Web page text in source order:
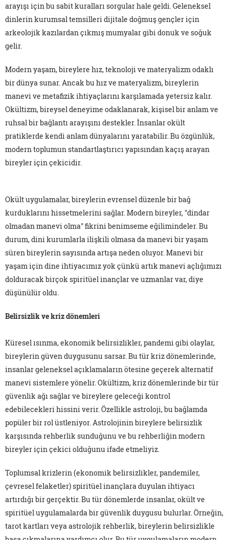
arayışı için bu sabit kuralları sorgular hale geldi. Geleneksel
dinlerin kurumsal temsilleri dijitale doğmuş gençler için
arkeolojik kazılardan çıkmış mumyalar gibi donuk ve soğuk
gelir.
Modern yaşam, bireylere hız, teknoloji ve materyalizm odaklı
bir dünya sunar. Ancak bu hız ve materyalizm, bireylerin
manevi ve metafizik ihtiyaçlarını karşılamada yetersiz kalır.
Okültizm, bireysel deneyime odaklanarak, kişisel bir anlam ve
ruhsal bir bağlantı arayışını destekler. İnsanlar okült
pratiklerde kendi anlam dünyalarını yaratabilir. Bu özgünlük,
modern toplumun standartlaştırıcı yapısından kaçış arayan
bireyler için çekicidir.
Okült uygulamalar, bireylerin evrensel düzenle bir bağ
kurduklarını hissetmelerini sağlar. Modern bireyler, "dindar
olmadan manevi olma" fikrini benimseme eğilimindeler. Bu
durum, dini kurumlarla ilişkili olmasa da manevi bir yaşam
süren bireylerin sayısında artışa neden oluyor. Manevi bir
yaşam için dine ihtiyacımız yok çünkü artık manevi açlığımızı
dolduracak birçok spiritüel inançlar ve uzmanlar var, diye
düşünülür oldu.
Belirsizlik ve kriz dönemleri
Küresel ısınma, ekonomik belirsizlikler, pandemi gibi olaylar,
bireylerin güven duygusunu sarsar. Bu tür kriz dönemlerinde,
insanlar geleneksel açıklamaların ötesine geçerek alternatif
manevi sistemlere yönelir. Okültizm, kriz dönemlerinde bir tür
güvenlik ağı sağlar ve bireylere geleceği kontrol
edebilecekleri hissini verir. Özellikle astroloji, bu bağlamda
popüler bir rol üstleniyor. Astrolojinin bireylere belirsizlik
karşısında rehberlik sunduğunu ve bu rehberliğin modern
bireyler için çekici olduğunu ifade etmeliyiz.
Toplumsal krizlerin (ekonomik belirsizlikler, pandemiler,
çevresel felaketler) spiritüel inançlara duyulan ihtiyacı
artırdığı bir gerçektir. Bu tür dönemlerde insanlar, okült ve
spiritüel uygulamalarda bir güvenlik duygusu bulurlar. Örneğin,
tarot kartları veya astrolojik rehberlik, bireylerin belirsizlikle